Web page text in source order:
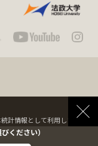
計情報として利用します。
ください）